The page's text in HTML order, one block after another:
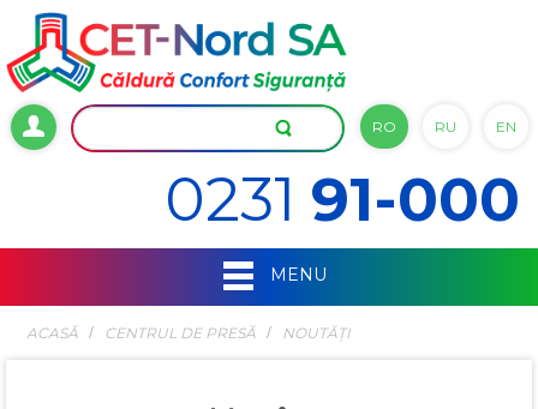
RO RU EN
0231 91-000
MENU
ACASĂ СENTRUL DE PRESĂ NOUTĂȚI